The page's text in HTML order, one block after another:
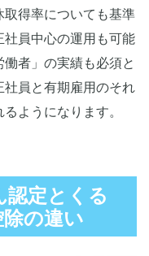
取得率についても基準
員中心の運用も可能
者」の実績も必須と
員と有期雇用のそれ
ようになります。
認定とくる
の違い